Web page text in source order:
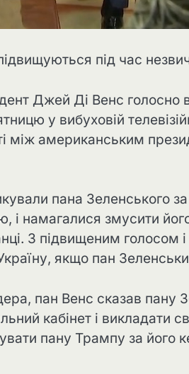
під час
Джей Ді Венс голосно
у вибуховій
між американським
пана Зеленського
і намагалися змусити
З підвищеним голосом
якщо пан
пан Венс сказав
кабінет і викладати
пану Трампу за його